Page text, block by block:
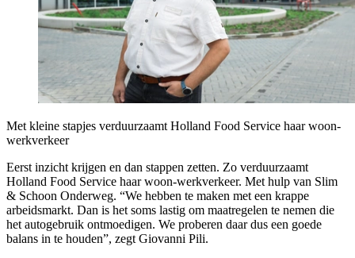
Met kleine stapjes verduurzaamt Holland Food Service haar woon-
werkverkeer
Eerst inzicht krijgen en dan stappen zetten. Zo verduurzaamt
Holland Food Service haar woon-werkverkeer. Met hulp van Slim
& Schoon Onderweg. “We hebben te maken met een krappe
arbeidsmarkt. Dan is het soms lastig om maatregelen te nemen die
het autogebruik ontmoedigen. We proberen daar dus een goede
balans in te houden”, zegt Giovanni Pili.